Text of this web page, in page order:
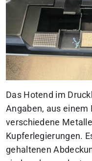
Das Hotend im
Angaben, aus einem
verschiedene
Kupferlegierungen.
gehaltenen